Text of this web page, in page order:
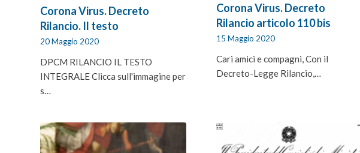
Corona Virus. Decreto
Rilancio. Il testo
20 Maggio 2020
DPCM RILANCIO IL TESTO
INTEGRALE Clicca sull'immagine per
s…
Corona Virus. Decreto
Rilancio articolo 110 bis
15 Maggio 2020
Cari amici e compagni, Con il
Decreto-Legge Rilancio,…